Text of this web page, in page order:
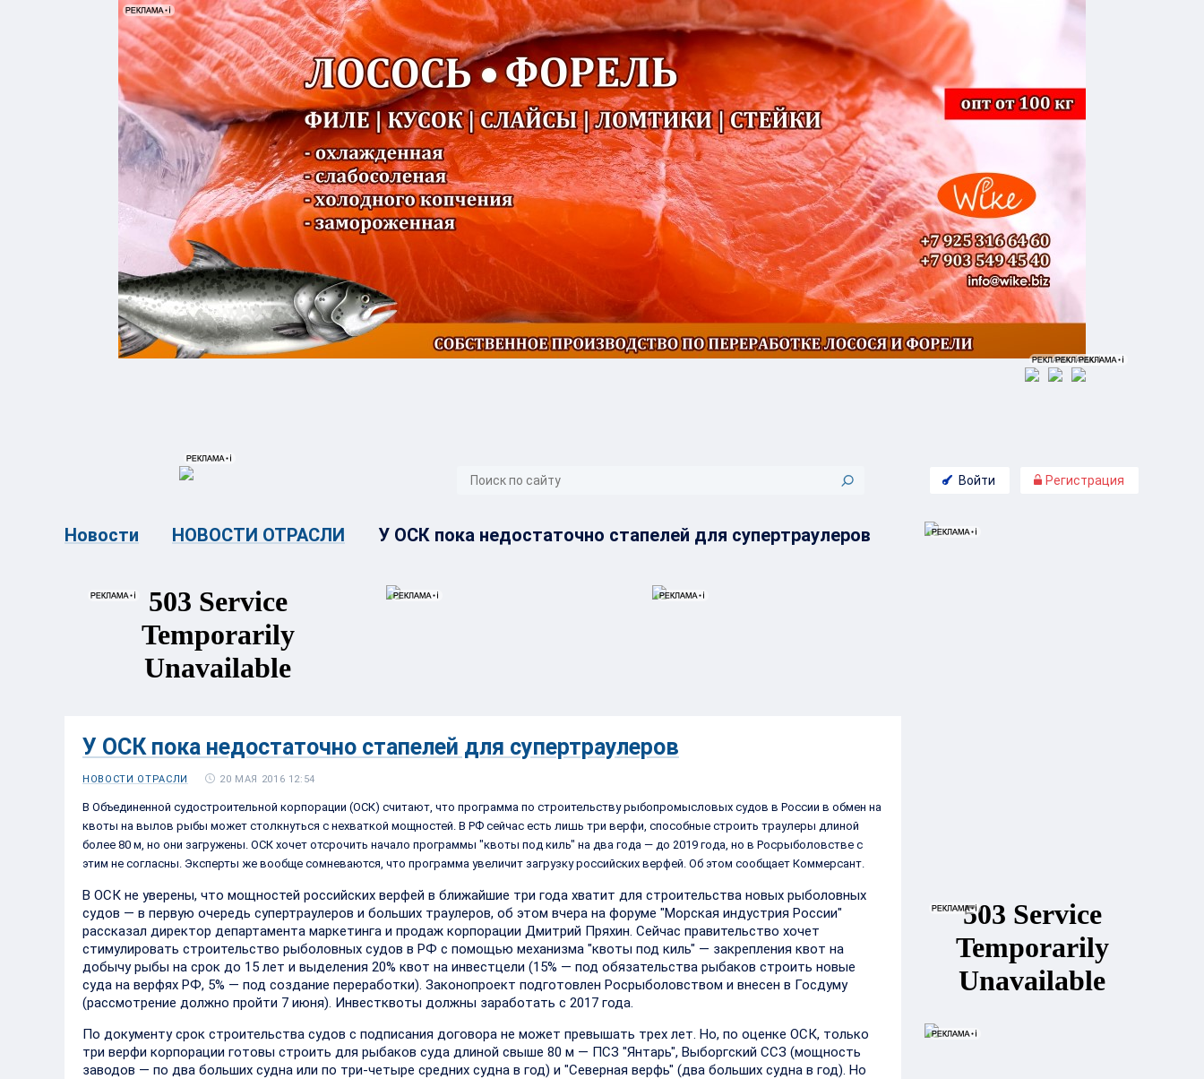
Войти Регистрация
Новости НОВОСТИ ОТРАСЛИ У ОСК пока недостаточно стапелей для супертраулеров
У ОСК пока недостаточно стапелей для супертраулеров
НОВОСТИ ОТРАСЛИ 20 МАЯ 2016 12:54
В Объединенной судостроительной корпорации (ОСК) считают, что программа по строительству рыбопромысловых судов в России в обмен на
квоты на вылов рыбы может столкнуться с нехваткой мощностей. В РФ сейчас есть лишь три верфи, способные строить траулеры длиной
более 80 м, но они загружены. ОСК хочет отсрочить начало программы "квоты под киль" на два года — до 2019 года, но в Росрыболовстве с
этим не согласны. Эксперты же вообще сомневаются, что программа увеличит загрузку российских верфей. Об этом сообщает Коммерсант.
В ОСК не уверены, что мощностей российских верфей в ближайшие три года хватит для строительства новых рыболовных
судов — в первую очередь супертраулеров и больших траулеров, об этом вчера на форуме "Морская индустрия России"
рассказал директор департамента маркетинга и продаж корпорации Дмитрий Пряхин. Сейчас правительство хочет
стимулировать строительство рыболовных судов в РФ с помощью механизма "квоты под киль" — закрепления квот на
добычу рыбы на срок до 15 лет и выделения 20% квот на инвестцели (15% — под обязательства рыбаков строить новые
суда на верфях РФ, 5% — под создание переработки). Законопроект подготовлен Росрыболовством и внесен в Госдуму
(рассмотрение должно пройти 7 июня). Инвестквоты должны заработать с 2017 года.
По документу срок строительства судов с подписания договора не может превышать трех лет. Но, по оценке ОСК, только
три верфи корпорации готовы строить для рыбаков суда длиной свыше 80 м — ПСЗ "Янтарь", Выборгский ССЗ (мощность
заводов — по два больших судна или по три-четыре средних судна в год) и "Северная верфь" (два больших судна в год). Но